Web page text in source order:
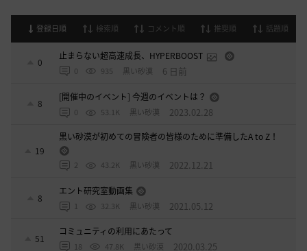
登録日順 検索順 コメント順 推奨順 話題順
0
止まらない超高速成長、HYPERBOOST
0 935 黒い砂漠 6 日前
8
[開催中のイベント] 今週のイベントは？
0 53.1K 黒い砂漠 2023.02.28
19
黒い砂漠が初めての冒険者の皆様のために準備したA to Z！
2 43.2K 黒い砂漠 2022.12.21
8
エント研究室動画集
1 32.3K 黒い砂漠 2021.05.12
51
コミュニティの利用にあたって
18 47.8K 黒い砂漠 2020.03.25